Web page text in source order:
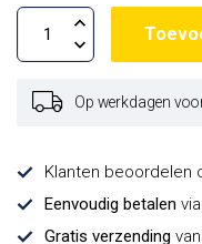
Op werkdagen
Klanten beoordelen
Eenvoudig betalen via
Gratis verzending